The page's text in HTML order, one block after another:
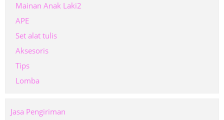
Mainan Anak Laki2
APE
Set alat tulis
Aksesoris
Tips
Lomba
Jasa Pengiriman